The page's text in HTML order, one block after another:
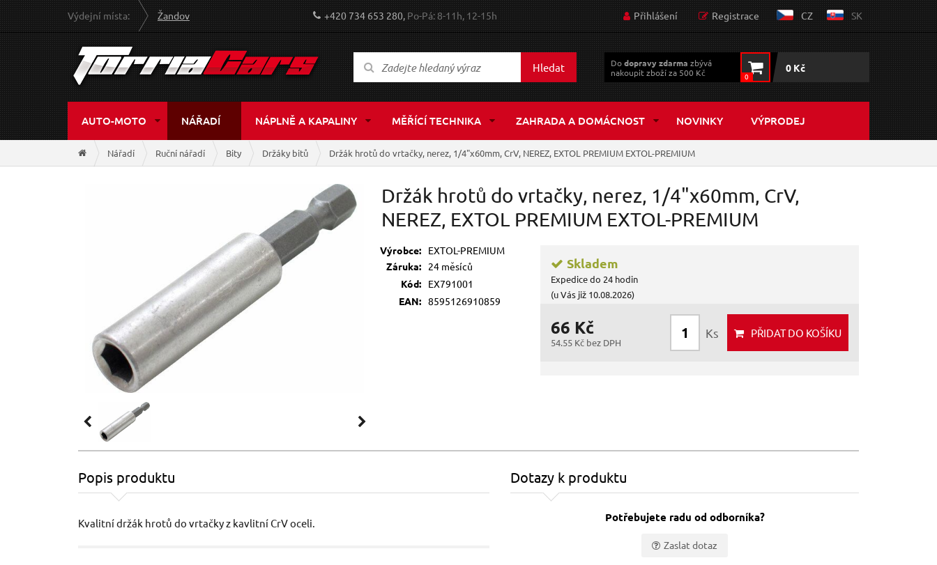
Výdejní místa: Žandov +420 734 653 280,Po-Pá: 8-11h, 12-15h Přihlášení Registrace CZ SK
Hledat Dodopravy zdarma zbývá
nakoupit zboží za 500 Kč
0
0 Kč
AUTO-MOTO NÁŘADÍ NÁPLNĚ A KAPALINY MĚŘÍCÍ TECHNIKA ZAHRADA A DOMÁCNOST NOVINKY VÝPRODEJ
Nářadí Ruční nářadí Bity Držáky bitů Držák hrotů do vrtačky, nerez, 1/4"x60mm, CrV, NEREZ, EXTOL PREMIUM EXTOL-PREMIUM
Držák hrotů do vrtačky, nerez, 1/4"x60mm, CrV,
NEREZ, EXTOL PREMIUM EXTOL-PREMIUM
Výrobce:
EXTOL-PREMIUM
Záruka:
24 měsíců
Kód:
EX791001
EAN: 8595126910859
Skladem
Expedice do 24 hodin
(u Vás již 10.08.2026)
66 Kč
54.55 Kč bez DPH
Ks PŘIDATDO KOŠÍKU
Popis produktu
Kvalitní držák hrotů do vrtačky z kavlitní CrV oceli.
Dotazy k produktu
Potřebujete radu od odborníka?
Zaslat dotaz